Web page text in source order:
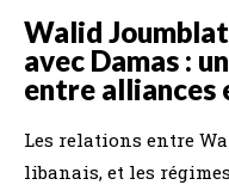
Walid
avec Damas :
entre alliances
Les relations entre
libanais, et les